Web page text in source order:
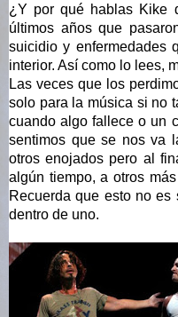
¿Y por qué hablas Kike
últimos años que
suicidio y enfermedades
interior. Así como lo lees,
Las veces que los
solo para la música si no
cuando algo fallece o un
sentimos que se nos va
otros enojados pero al
algún tiempo, a otros
Recuerda que esto no es
dentro de uno.